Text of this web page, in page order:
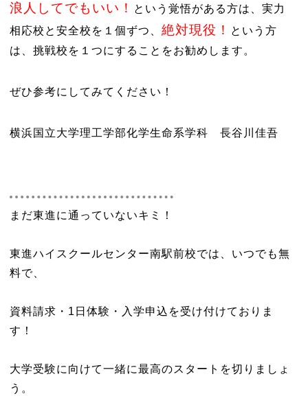
浪人してでもいい！
という覚悟がある方は、実力
相応校と安全校を１個ずつ、 絶対現役！
という方
は、挑戦校を１つにすることをお勧めします。
ぜひ参考にしてみてください！
横浜国立大学理工学部化学生命系学科 長谷川佳吾
まだ東進に通っていないキミ！
東進ハイスクールセンター南駅前校では、いつでも無
料で、
資料請求・1日体験・入学申込を受け付けておりま
す！
大学受験に向けて一緒に最高のスタートを切りましょ
う。